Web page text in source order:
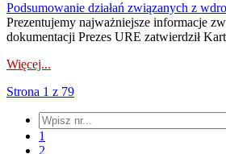
Podsumowanie działań związanych z
Prezentujemy najważniejsze informacje
dokumentacji Prezes URE zatwierdził
Więcej...
Strona 1 z 79
1
2